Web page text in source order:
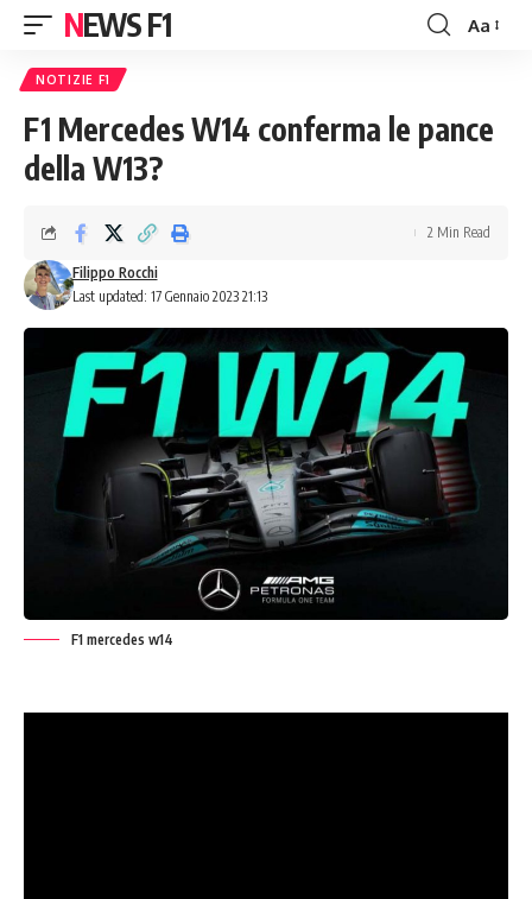
NEWS F1
Font
Aa
NOTIZIE F1
F1 Mercedes W14 conferma le pance
della W13?
Last updated: 17 Gennaio 2023 21:13
Filippo Rocchi
2 Min Read
F1 mercedes w14